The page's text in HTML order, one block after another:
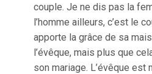
couple. Je ne dis pas la
l’homme ailleurs, c’est le
apporte la grâce de sa
l’évêque, mais plus que
son mariage. L’évêque est